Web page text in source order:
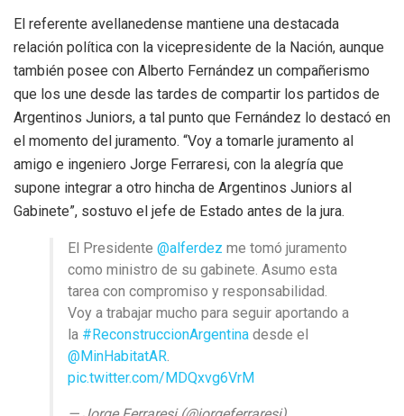
El referente avellanedense mantiene una destacada
relación política con la vicepresidente de la Nación, aunque
también posee con Alberto Fernández un compañerismo
que los une desde las tardes de compartir los partidos de
Argentinos Juniors, a tal punto que Fernández lo destacó en
el momento del juramento. “Voy a tomarle juramento al
amigo e ingeniero Jorge Ferraresi, con la alegría que
supone integrar a otro hincha de Argentinos Juniors al
Gabinete”, sostuvo el jefe de Estado antes de la jura.
El Presidente @alferdez me tomó juramento
como ministro de su gabinete. Asumo esta
tarea con compromiso y responsabilidad.
Voy a trabajar mucho para seguir aportando a
la #ReconstruccionArgentina desde el
@MinHabitatAR
pic.twitter.com/MDQxvg6VrM